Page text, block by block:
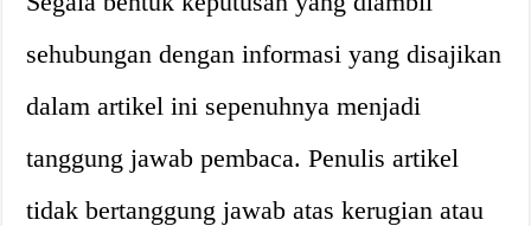
sehubungan dengan informasi yang disajikan
dalam artikel ini sepenuhnya menjadi
tanggung jawab pembaca. Penulis artikel
tidak bertanggung jawab atas kerugian atau